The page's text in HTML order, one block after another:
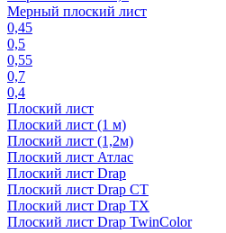
Мерный плоский лист
0,45
0,5
0,55
0,7
0,4
Плоский лист
Плоский лист (1 м)
Плоский лист (1,2м)
Плоский лист Атлас
Плоский лист Drap
Плоский лист Drap СТ
Плоский лист Drap TX
Плоский лист Drap TwinColor